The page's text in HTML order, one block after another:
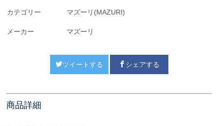
カテゴリー マズーリ(MAZURI)
メーカー マズーリ
ツイートする シェアする
商品詳細